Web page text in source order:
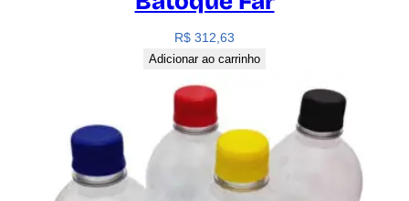
R$ 312,63
Adicionar ao carrinho